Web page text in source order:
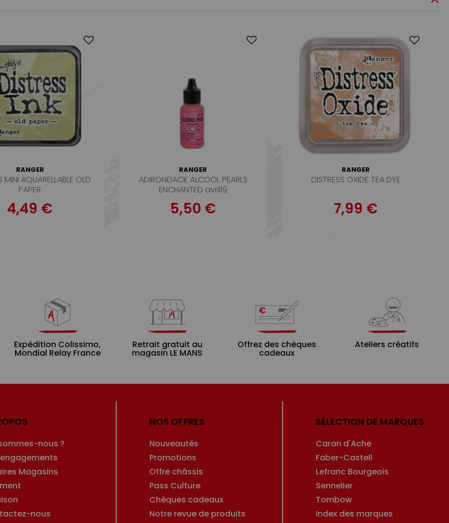
RANGER
MINI AQUARELLABLE OLD
PAPER
4,49 €
RANGER
ADIRONDACK ALCOOL PEARLS
ENCHANTED avril19
5,50 €
RANGER
DISTRESS OXIDE TEA DYE
7,99 €
Expédition Colissimo,
Mondial Relay France
Retrait gratuit au
magasin LE MANS
Offrez des chèques
cadeaux
Ateliers créatifs
nous ?
Magasins
nous
NOS OFFRES
Nouveautés
Promotions
Offre châssis
Pass Culture
Chèques cadeaux
Notre revue de produits
SÉLECTION DE MARQUES
Caran d'Ache
Faber-Castell
Lefranc Bourgeois
Sennelier
Tombow
Index des marques